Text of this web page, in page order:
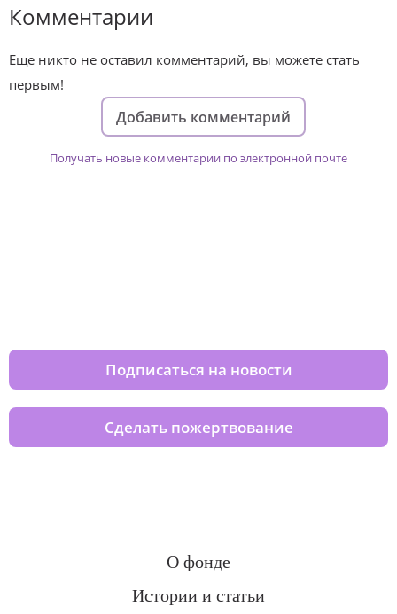
Комментарии
Еще никто не оставил комментарий, вы можете стать
первым!
Добавить комментарий
Получать новые комментарии по электронной почте
Подписаться на новости
Сделать пожертвование
О фонде
Истории и статьи